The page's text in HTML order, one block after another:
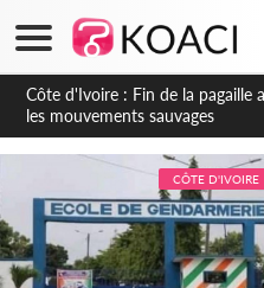
Côte d'Ivoire : Ouattara promet
déguerpissements illégaux
CÔTE D'IVOIRE